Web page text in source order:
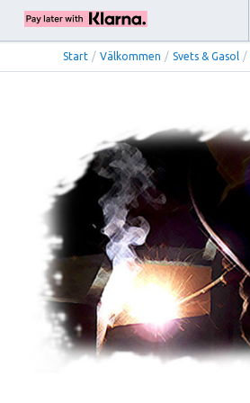
Start / Välkommen / Svets & Gasol /